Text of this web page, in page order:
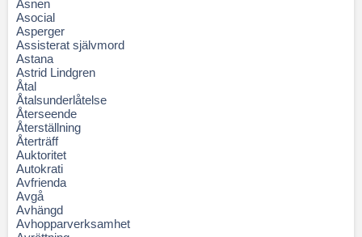
Åsnen
Asocial
Asperger
Assisterat självmord
Astana
Astrid Lindgren
Åtal
Åtalsunderlåtelse
Återseende
Återställning
Återträff
Auktoritet
Autokrati
Avfrienda
Avgå
Avhängd
Avhopparverksamhet